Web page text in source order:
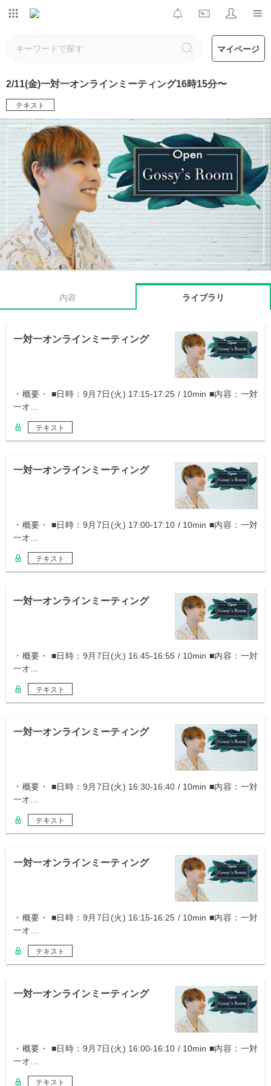
マイページ
2/11(金)一対一オンラインミーティング16時15分〜
テキスト
内容 ライブラリ
一対一オンラインミーティング
・概要・ ■日時：9月7日(火) 17:15-17:25 / 10min ■内容：一対
一オ…
テキスト
一対一オンラインミーティング
・概要・ ■日時：9月7日(火) 17:00-17:10 / 10min ■内容：一対
一オ…
テキスト
一対一オンラインミーティング
・概要・ ■日時：9月7日(火) 16:45-16:55 / 10min ■内容：一対
一オ…
テキスト
一対一オンラインミーティング
・概要・ ■日時：9月7日(火) 16:30-16:40 / 10min ■内容：一対
一オ…
テキスト
一対一オンラインミーティング
・概要・ ■日時：9月7日(火) 16:15-16:25 / 10min ■内容：一対
一オ…
テキスト
一対一オンラインミーティング
・概要・ ■日時：9月7日(火) 16:00-16:10 / 10min ■内容：一対
一オ…
テキスト